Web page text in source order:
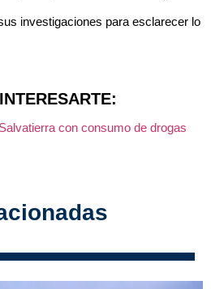
investigaciones para esclarecer lo
con consumo de drogas